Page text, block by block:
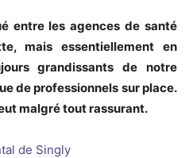
entre les agences de santé
mais essentiellement en
grandissants de notre
de professionnels sur place.
malgré tout rassurant.